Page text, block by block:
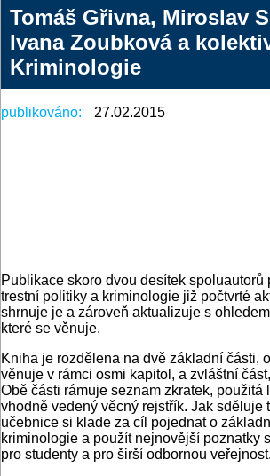
Tomáš Gřivna, Miroslav
Ivana Zoubková a
Kriminologie
publikováno: 27.02.2015
Publikace skoro dvou desítek spoluautorů
trestní politiky a kriminologie již počtvrté
shrnuje je a zároveň aktualizuje s
které se věnuje.
Kniha je rozdělena na dvě základní části,
věnuje v rámci osmi kapitol, a zvláštní
Obě části rámuje seznam zkratek, použitá
vhodně vedený věcný rejstřík. Jak sděluje
učebnice si klade za cíl pojednat o
kriminologie a použít nejnovější poznatky
pro studenty a pro širší odbornou veřejnost.